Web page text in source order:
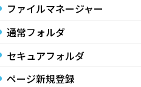
ファイルマネージャー
通常フォルダ
セキュアフォルダ
ページ新規登録